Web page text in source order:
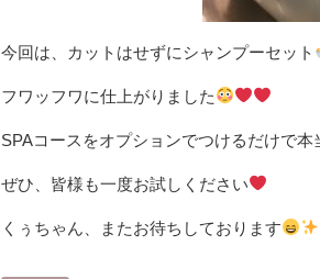
今回は、カットはせずにシャンプーセット
フワッフワに仕上がりました
SPAコースをオプションでつけるだけで
ぜひ、皆様も一度お試しください
くぅちゃん、またお待ちしております